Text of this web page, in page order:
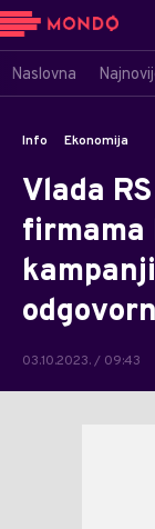
Naslovna
Info Ekonomija
Vlada
firmama
03.10.2023. / 09:43